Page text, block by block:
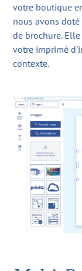
votre boutique
nous avons
de brochure.
votre imprimé
contexte.